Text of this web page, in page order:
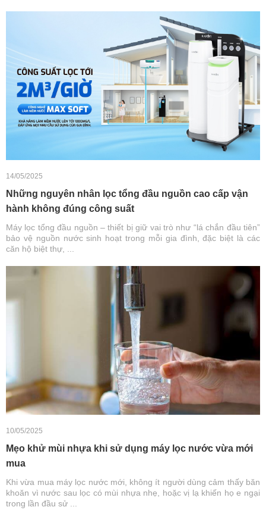
14/05/2025
Những nguyên nhân lọc tổng đầu nguồn cao cấp vận
hành không đúng công suất
Máy lọc tổng đầu nguồn – thiết bị giữ vai trò như “lá chắn đầu tiên”
bảo vệ nguồn nước sinh hoạt trong mỗi gia đình, đặc biệt là các
căn hộ biệt thự, ...
10/05/2025
Mẹo khử mùi nhựa khi sử dụng máy lọc nước vừa mới
mua
Khi vừa mua máy lọc nước mới, không ít người dùng cảm thấy băn
khoăn vì nước sau lọc có mùi nhựa nhẹ, hoặc vị lạ khiến họ e ngại
trong lần đầu sử ...